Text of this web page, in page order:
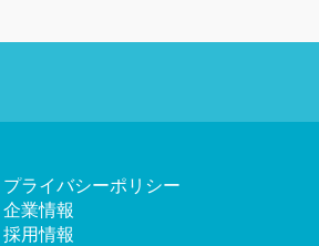
プライバシーポリシー
企業情報
採用情報